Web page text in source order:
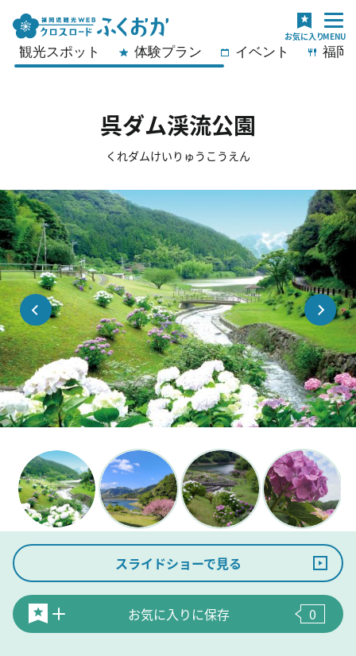
観光スポット 体験プラン イベント 福岡
呉ダム渓流公園
くれダムけいりゅうこうえん
スライドショーで見る
お気に入りに保存 0